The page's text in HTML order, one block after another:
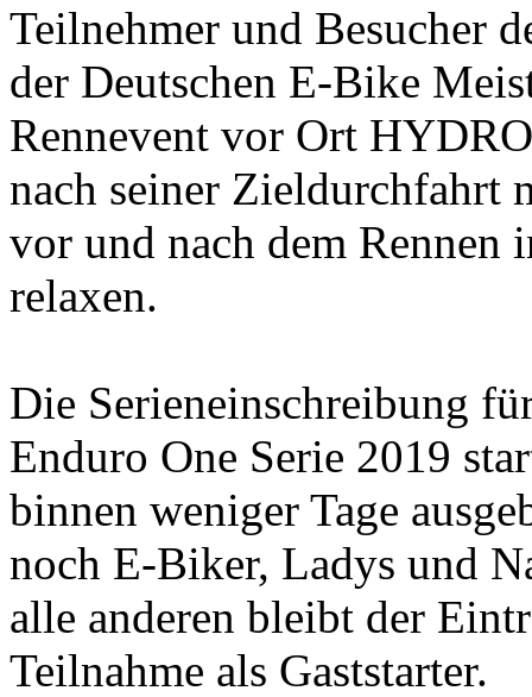
Teilnehmer und Besucher
der Deutschen E-Bike
Rennevent vor Ort
nach seiner Zieldurchfahrt
vor und nach dem
relaxen.
Die Serieneinschreibung
Enduro One Serie 2019
binnen weniger Tage
noch E-Biker, Ladys und
alle anderen bleibt der
Teilnahme als Gaststarter.